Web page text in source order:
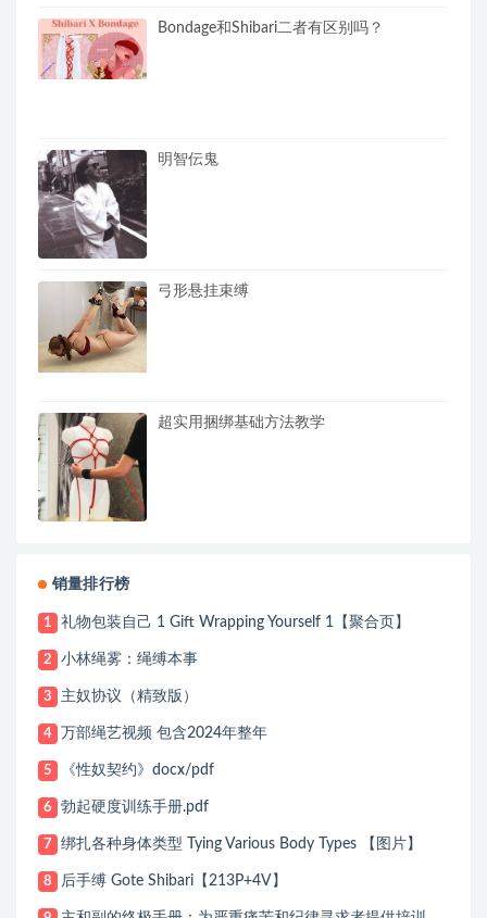
Bondage和Shibari二者有区别吗？
明智伝鬼
弓形悬挂束缚
超实用捆绑基础方法教学
销量排行榜
1 礼物包装自己 1 Gift Wrapping Yourself 1【聚合页】
2 小林绳雾：绳缚本事
3 主奴协议（精致版）
4 万部绳艺视频 包含2024年整年
5 《性奴契约》docx/pdf
6 勃起硬度训练手册.pdf
7 绑扎各种身体类型 Tying Various Body Types 【图片】
8 后手缚 Gote Shibari【213P+4V】